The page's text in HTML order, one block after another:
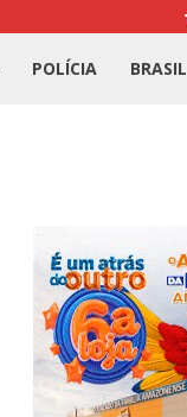
POLÍCIA BRASIL